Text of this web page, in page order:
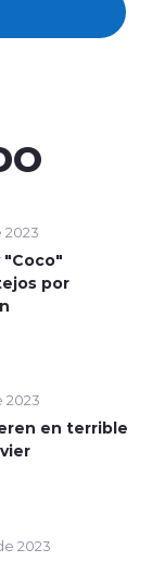
2023
"Coco"
por
2023
en terrible
2023